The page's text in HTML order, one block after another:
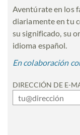
Aventúrate en los
diariamente en tu
su significado, su
idioma español.
En colaboración
DIRECCIÓN DE E-